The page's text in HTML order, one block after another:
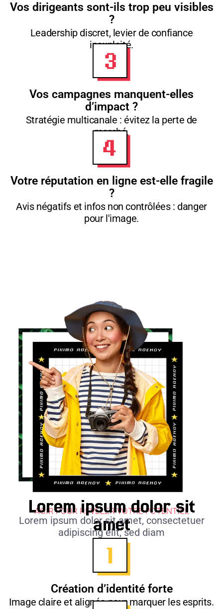
Vos dirigeants sont-ils trop peu visibles
?
Leadership discret, levier de confiance
inexploité.
Vos campagnes manquent-elles
d’impact ?
Stratégie multicanale : évitez la perte de
marché.
Votre réputation en ligne est-elle fragile
?
Avis négatifs et infos non contrôlées : danger
pour l'image.
AGIR POUR RÉVÉLER VOTRE POTENTIEL
Lorem ipsum dolor sit
amet
Lorem ipsum dolor sit amet, consectetuer
adipiscing elit, sed diam
Création d’identité forte
Image claire et alignée pour marquer les esprits.